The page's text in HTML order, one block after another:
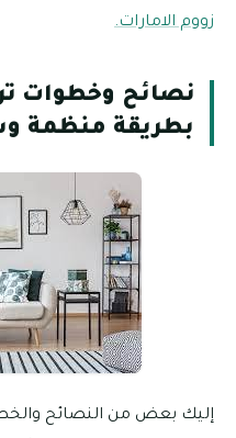
زووم الامارات.
نصائح وخطوات
بطريقة منظمة
إليك بعض من النصائح